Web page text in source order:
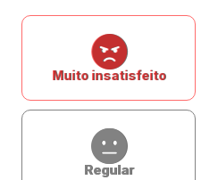
Muito insatisfeito
Regular